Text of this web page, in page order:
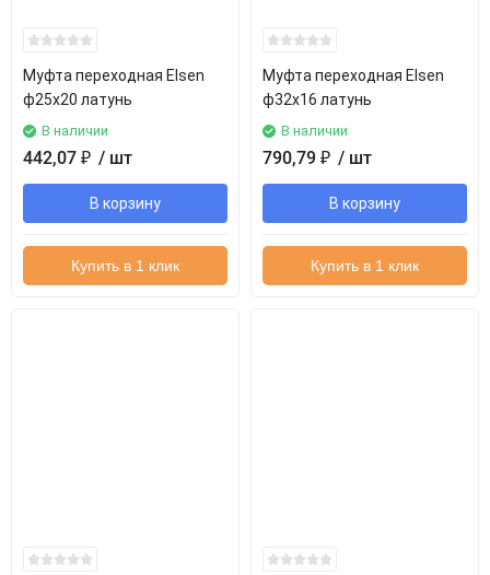
Муфта переходная Elsen
ф25х20 латунь
В наличии
442,07 ₽ / шт
В корзину
Купить в 1 клик
Муфта переходная Elsen
ф32х16 латунь
В наличии
790,79 ₽ / шт
В корзину
Купить в 1 клик